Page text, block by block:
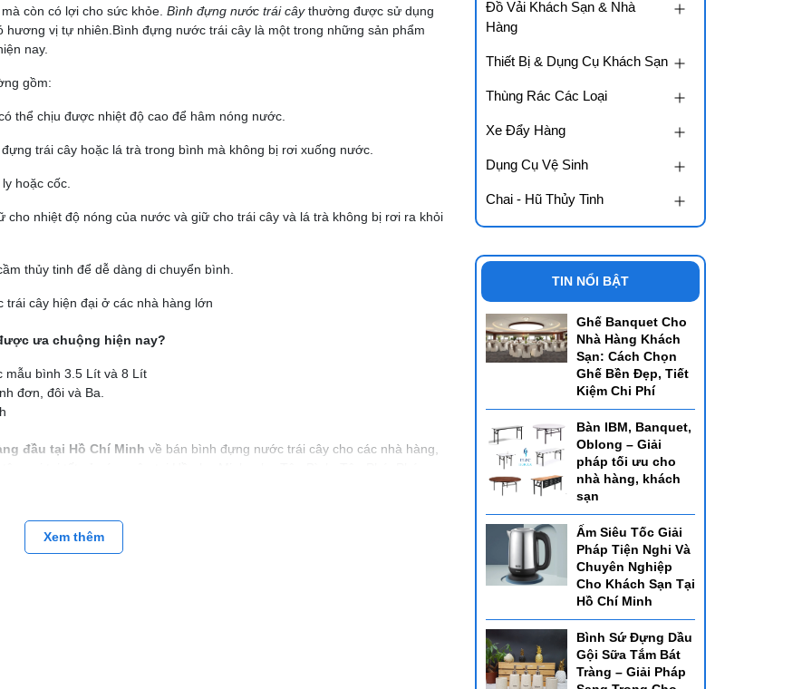
còn có lợi cho sức khỏe. Bình đựng nước trái câythường được sử dụng
vị tự nhiên.Bình đựng nước trái cây là một trong những sản phẩm
nay.
gồm:
thể chịu được nhiệt độ cao để hâm nóng nước.
trái cây hoặc lá trà trong bình mà không bị rơi xuống nước.
hoặc cốc.
nhiệt độ nóng của nước và giữ cho trái cây và lá trà không bị rơi ra khỏi
thủy tinh để dễ dàng di chuyển bình.
cây hiện đại ở các nhà hàng lớn
ưa chuộng hiện nay?
mẫu bình 3.5 Lít và 8 Lít
đơn, đôi và Ba.
đầu tại Hồ Chí Minh về bán bình đựng nước trái cây cho các nhà hàng,
sieuthihoreca.com với hơn 10 năm kinh nghiệm trong lĩnh vực cung
Xem thêm
Đồ Vải Khách Sạn & Nhà
Hàng
Thiết Bị & Dụng Cụ Khách Sạn
Thùng Rác Các Loại
Xe Đẩy Hàng
Dụng Cụ Vệ Sinh
Chai - Hũ Thủy Tinh
TIN NỔI BẬT
Ghế Banquet Cho
Nhà Hàng Khách
Sạn: Cách Chọn
Ghế Bền Đẹp, Tiết
Kiệm Chi Phí
Bàn IBM, Banquet,
Oblong – Giải
pháp tối ưu cho
nhà hàng, khách
sạn
Ấm Siêu Tốc Giải
Pháp Tiện Nghi Và
Chuyên Nghiệp
Cho Khách Sạn Tại
Hồ Chí Minh
Bình Sứ Đựng Dầu
Gội Sữa Tắm Bát
Tràng – Giải Pháp